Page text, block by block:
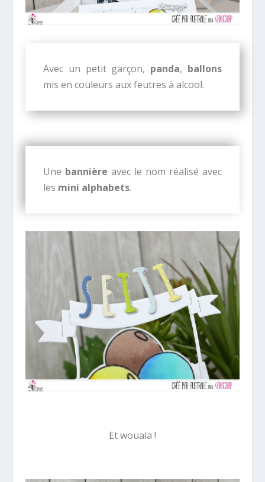
Avec un petit garçon, panda, ballons
mis en couleurs aux feutres à alcool.
Une bannière avec le nom réalisé avec
les mini alphabets.
Et wouala !